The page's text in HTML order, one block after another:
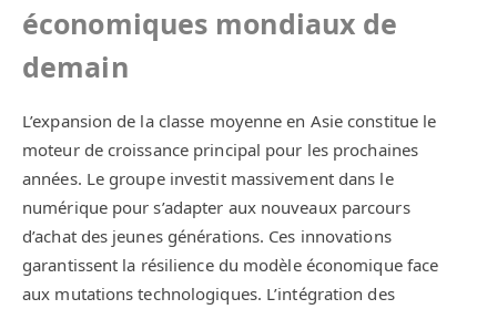
économiques mondiaux de
demain
L’expansion de la classe moyenne en Asie constitue le
moteur de croissance principal pour les prochaines
années. Le groupe investit massivement dans le
numérique pour s’adapter aux nouveaux parcours
d’achat des jeunes générations. Ces innovations
garantissent la résilience du modèle économique face
aux mutations technologiques. L’intégration des